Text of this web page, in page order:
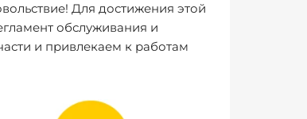
Для достижения этой
обслуживания и
и привлекаем к работам